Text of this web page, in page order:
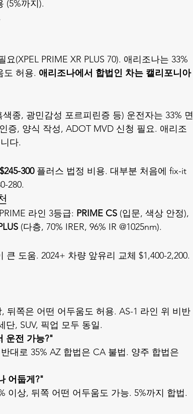
(5%까지).
요(XPEL PRIME XR PLUS 70). 애리조나는 33%
도 허용. 애리조나에서 합법인 차는 캘리포니아
종, 광민감성 포르피린증 등) 운전자는 33% 면
증, 양식 작성, ADOT MVD 신청 필요. 애리조
다.
$245-300 플러스 법정 비용. 대부분 처음에 fix-it
280.
라인 3등급: PRIME CS (입문, 색상 안정),
(다층, 70% IRER, 96% IR @1025nm).
큰 도움. 2024+ 차량 앞유리 교체 $1,400-2,200.
뒤쪽은 어떤 어두움도 허용. AS-1 라인 위 비반
, SUV, 픽업 모두 동일.
운전 가능?"
대로 35% AZ 합법은 CA 불법. 양주 합법은
어둡게?"
이상, 뒤쪽 어떤 어두움도 가능. 5%까지 합법.